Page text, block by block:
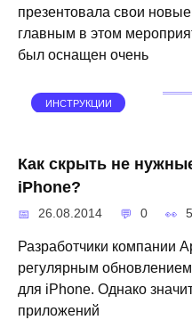
презентовала свои
главным в этом
был оснащен очень
ИНСТРУКЦИИ
Как скрыть не
iPhone?
26.08.2014 0
Разработчики компании
регулярным
для iPhone. Однако
приложений